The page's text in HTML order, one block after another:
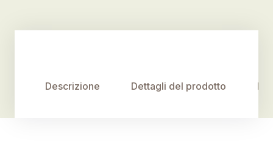
Descrizione Dettagli del prodotto